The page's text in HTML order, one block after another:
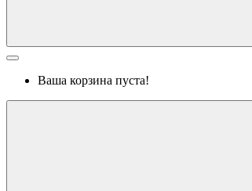
Ваша корзина пуста!